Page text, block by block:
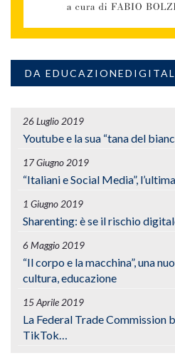
DA
26 Luglio 2019
Youtube e la sua “tana del
17 Giugno 2019
“Italiani e Social Media”,
1 Giugno 2019
Sharenting: è se il rischio
6 Maggio 2019
“Il corpo e la macchina”, una
cultura, educazione
15 Aprile 2019
La Federal Trade Commission
TikTok…